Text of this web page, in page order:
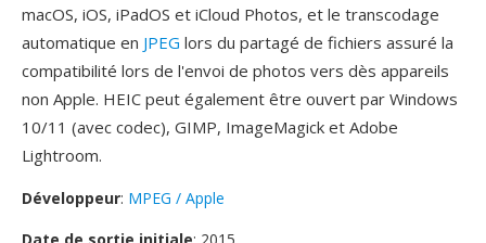
macOS, iOS, iPadOS et iCloud Photos, et le transcodage
automatique en JPEG lors du partagé de fichiers assuré la
compatibilité lors de l'envoi de photos vers dès appareils
non Apple. HEIC peut également être ouvert par Windows
10/11 (avec codec), GIMP, ImageMagick et Adobe
Lightroom.
Développeur: MPEG / Apple